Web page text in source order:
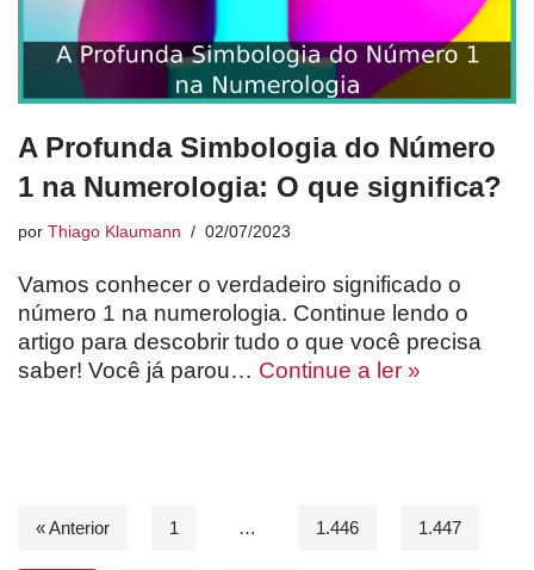
A Profunda Simbologia do Número
1 na Numerologia: O que significa?
por Thiago Klaumann 02/07/2023
Vamos conhecer o verdadeiro significado o
número 1 na numerologia. Continue lendo o
artigo para descobrir tudo o que você precisa
saber! Você já parou… Continue a ler »
« Anterior 1 … 1.446 1.447